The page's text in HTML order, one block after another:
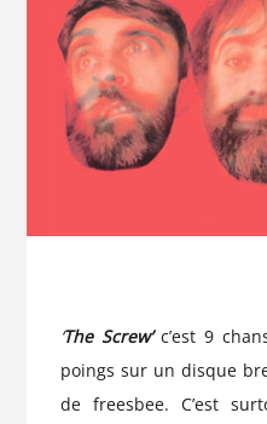
The Screw’c’est 9
poings sur un disque
de freesbee. C’est